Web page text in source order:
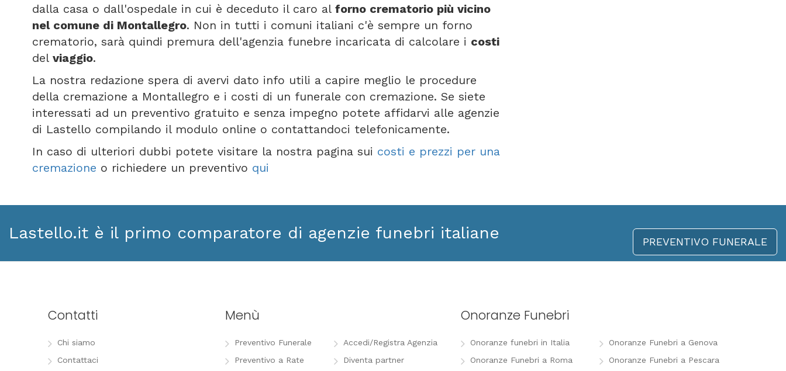
dalla casa o dall'ospedale in cui è deceduto il caro al forno crematorio più vicino
nel comune di Montallegro. Non in tutti i comuni italiani c'è sempre un forno
crematorio, sarà quindi premura dell'agenzia funebre incaricata di calcolare i costi
del viaggio.
La nostra redazione spera di avervi dato info utili a capire meglio le procedure
della cremazione a Montallegro e i costi di un funerale con cremazione. Se siete
interessati ad un preventivo gratuito e senza impegno potete affidarvi alle agenzie
di Lastello compilando il modulo online o contattandoci telefonicamente.
In caso di ulteriori dubbi potete visitare la nostra pagina sui costi e prezzi per una
cremazione o richiedere un preventivo qui
Lastello.it è il primo comparatore di agenzie funebri italiane PREVENTIVO FUNERALE
Contatti
Chi siamo
Contattaci
Menù
Preventivo Funerale
Preventivo a Rate
Accedi/Registra Agenzia
Diventa partner
Onoranze Funebri
Onoranze funebri in Italia
Onoranze Funebri a Roma
Onoranze Funebri a Genova
Onoranze Funebri a Pescara